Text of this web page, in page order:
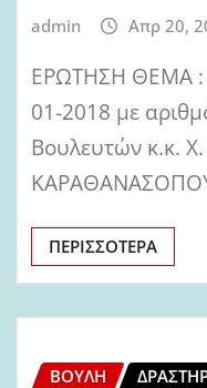
admin Απρ 20,
ΕΡΩΤΗΣΗ ΘΕΜΑ :
01-2018 με
Βουλευτών κ.κ.
ΠΕΡΙΣΣΌΤΕΡΑ
ΒΟΥΛΉ